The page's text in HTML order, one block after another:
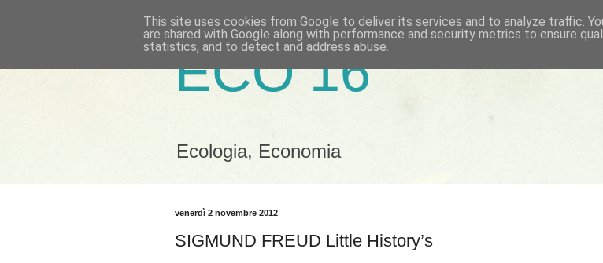
ECO 16
Ecologia, Economia
venerdì 2 novembre 2012
SIGMUND FREUD Little History’s
This site uses cookies from Google to deliver its services and to analyze traffic.
are shared with Google along with performance and security metrics to ensure
statistics, and to detect and address abuse.